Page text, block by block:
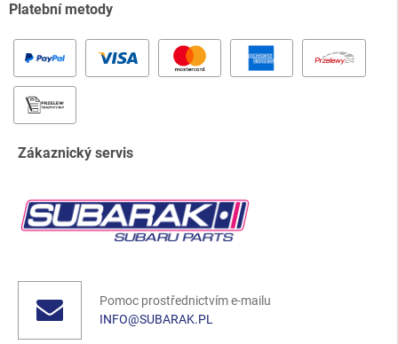
Platební metody
Zákaznický servis
Pomoc prostřednictvím e-mailu
INFO@SUBARAK.PL